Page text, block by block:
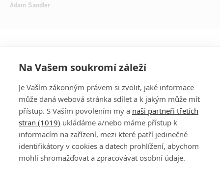
Adam Sandler
PŘIHLÁSIT
REGISTROVAT
DISKUZE
Na Vašem soukromí záleží
Je Vaším zákonným právem si zvolit, jaké informace
může daná webová stránka sdílet a k jakým může mít
přístup. S Vaším povolením my a naši partneři třetích
stran (1019) ukládáme a/nebo máme přístup k
informacím na zařízení, mezi které patří jedinečné
identifikátory v cookies a datech prohlížení, abychom
mohli shromažďovat a zpracovávat osobní údaje.